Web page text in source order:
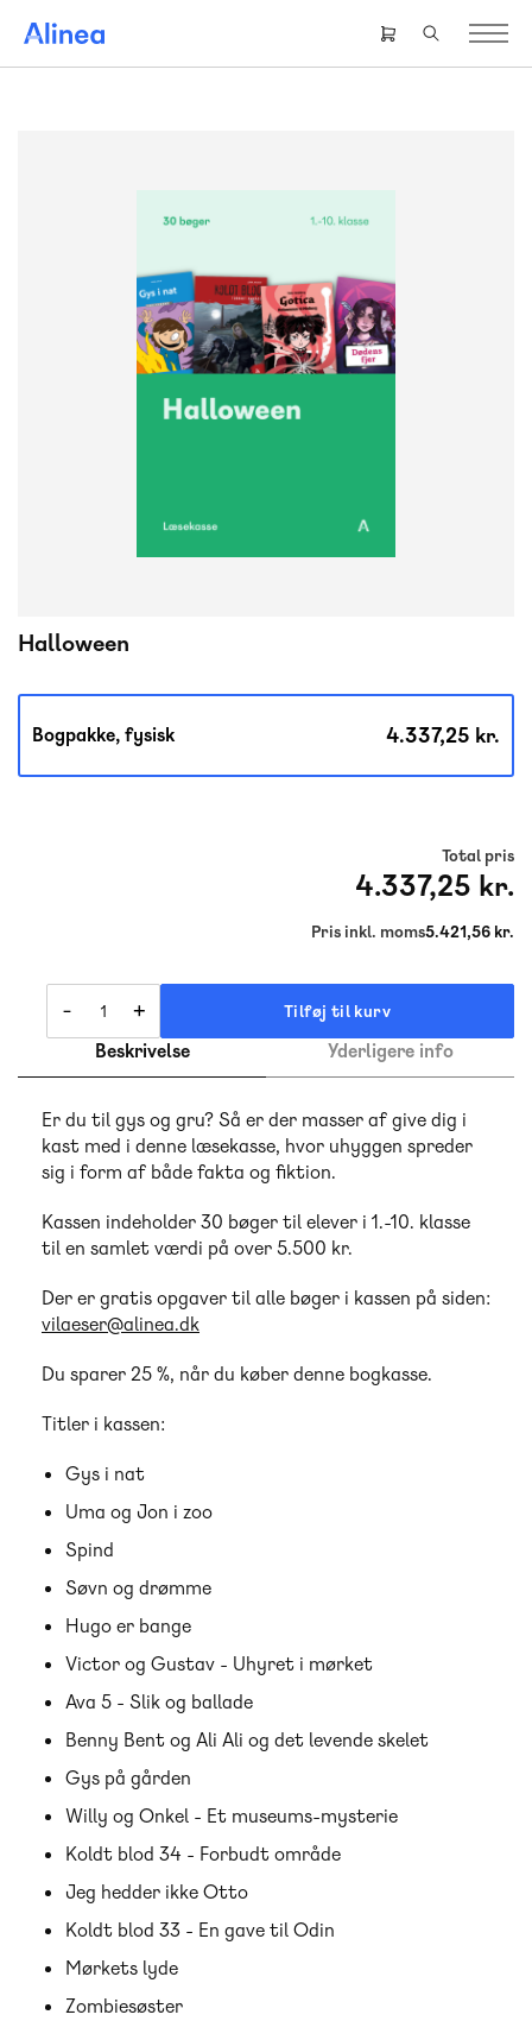
hovedindhold
Header
right
Halloween
Bogpakke, fysisk 4.337,25 kr.
Total pris
4.337,25 kr.
Pris inkl. moms5.421,56 kr.
- + Tilføj til kurv
Beskrivelse Yderligere info
Er du til gys og gru? Så er der masser af give dig i
kast med i denne læsekasse, hvor uhyggen spreder
sig i form af både fakta og fiktion.
Kassen indeholder 30 bøger til elever i 1.-10. klasse
til en samlet værdi på over 5.500 kr.
Der er gratis opgaver til alle bøger i kassen på siden:
vilaeser@alinea.dk
Du sparer 25 %, når du køber denne bogkasse.
Titler i kassen:
Gys i nat
Uma og Jon i zoo
Spind
Søvn og drømme
Hugo er bange
Victor og Gustav - Uhyret i mørket
Ava 5 - Slik og ballade
Benny Bent og Ali Ali og det levende skelet
Gys på gården
Willy og Onkel - Et museums-mysterie
Koldt blod 34 - Forbudt område
Jeg hedder ikke Otto
Koldt blod 33 - En gave til Odin
Mørkets lyde
Zombiesøster